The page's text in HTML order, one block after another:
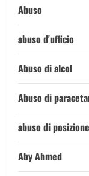
Abuso
abuso d'ufficio
Abuso di alcol
Abuso di
abuso di
Aby Ahmed